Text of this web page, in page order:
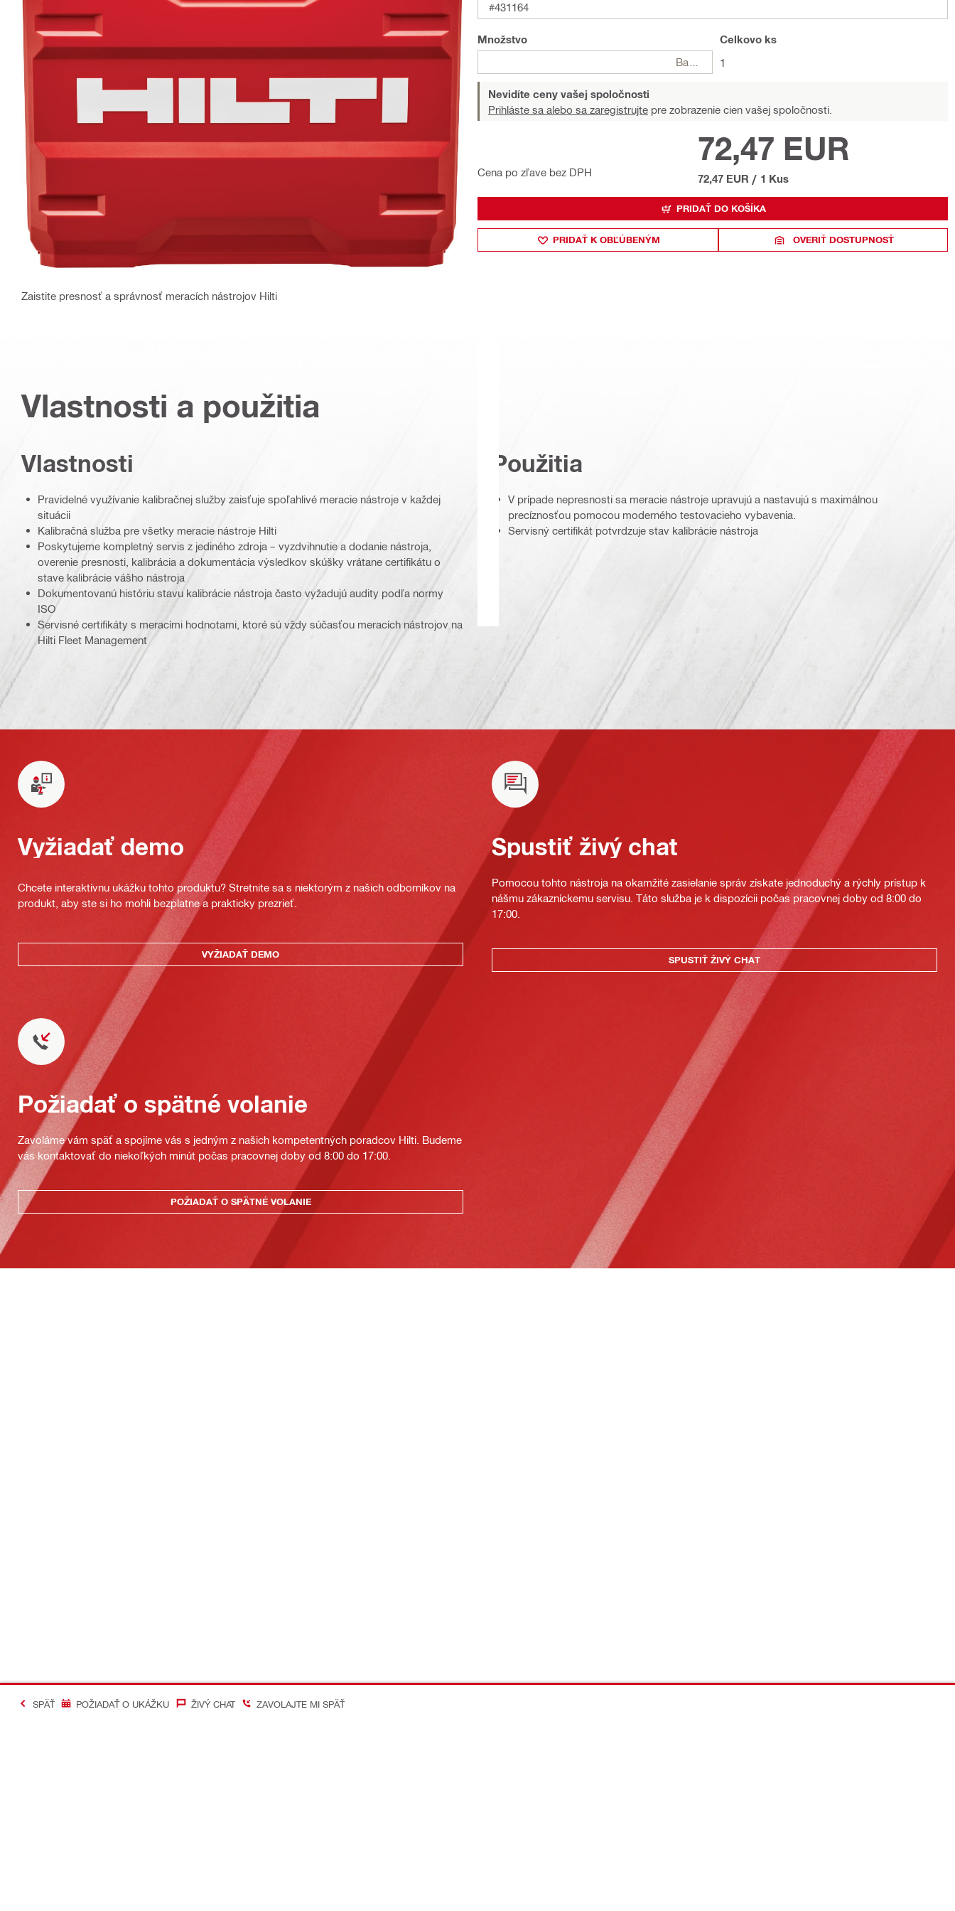
Zaistite presnosť a správnosť meracích nástrojov Hilti
#431164
Množstvo
Celkovo ks
1
Nevidíte ceny vašej spoločnosti
Prihláste sa alebo sa zaregistrujte pre zobrazenie cien vašej spoločnosti.
Cena po zľave bez DPH
72,47 EUR
72,47 EUR / 1 Kus
PRIDAŤ DO KOŠÍKA
PRIDAŤ K OBĽÚBENÝM OVERIŤ DOSTUPNOSŤ
Vlastnosti a použitia
Vlastnosti
Pravidelné využívanie kalibračnej služby zaisťuje spoľahlivé meracie nástroje v každej
situácii
Kalibračná služba pre všetky meracie nástroje Hilti
Poskytujeme kompletný servis z jediného zdroja – vyzdvihnutie a dodanie nástroja,
overenie presnosti, kalibrácia a dokumentácia výsledkov skúšky vrátane certifikátu o
stave kalibrácie vášho nástroja
Dokumentovanú históriu stavu kalibrácie nástroja často vyžadujú audity podľa normy
ISO
Servisné certifikáty s meracími hodnotami, ktoré sú vždy súčasťou meracích nástrojov na
Hilti Fleet Management
Použitia
V prípade nepresnosti sa meracie nástroje upravujú a nastavujú s maximálnou
precíznosťou pomocou moderného testovacieho vybavenia.
Servisný certifikát potvrdzuje stav kalibrácie nástroja
Vyžiadať demo
Chcete interaktívnu ukážku tohto produktu? Stretnite sa s niektorým z našich odborníkov na
produkt, aby ste si ho mohli bezplatne a prakticky prezrieť.
VYŽIADAŤ DEMO
Spustiť živý chat
Pomocou tohto nástroja na okamžité zasielanie správ získate jednoduchý a rýchly prístup k
nášmu zákazníckemu servisu. Táto služba je k dispozícii počas pracovnej doby od 8:00 do
17:00.
SPUSTIŤ ŽIVÝ CHAT
Požiadať o spätné volanie
Zavoláme vám späť a spojíme vás s jedným z našich kompetentných poradcov Hilti. Budeme
vás kontaktovať do niekoľkých minút počas pracovnej doby od 8:00 do 17:00.
POŽIADAŤ O SPÄTNÉ VOLANIE
SPÄŤ POŽIADAŤ O UKÁŽKU ŽIVÝ CHAT ZAVOLAJTE MI SPÄŤ